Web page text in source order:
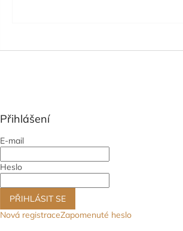
Přihlášení
E-mail
Heslo
PŘIHLÁSIT SE
Nová registraceZapomenuté heslo